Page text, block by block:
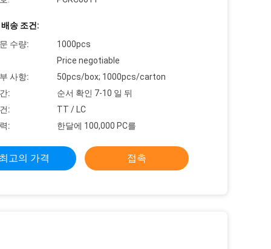
송 조건:
수량:
1000pcs
Price negotiable
사항:
50pcs/box; 1000pcs/carton
:
순서 확인 7-10 일 뒤
:
TT / LC
:
한달에 100,000 PC를
고의 가격 접촉